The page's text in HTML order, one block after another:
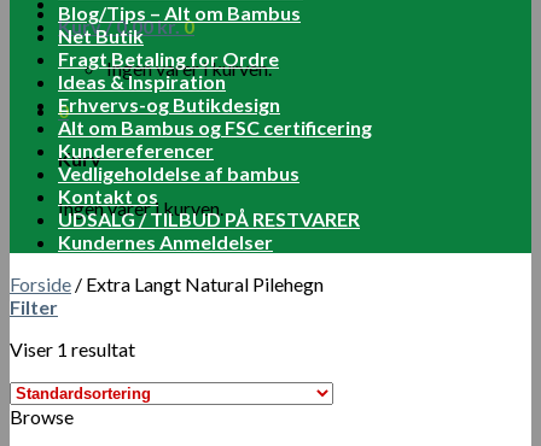
Kurv /0.00kr.0
Ingen varer i kurven.
0
Kurv
Ingen varer i kurven.
Blog/Tips – Alt om Bambus
Net Butik
Fragt Betaling for Ordre
Ideas & Inspiration
Erhvervs-og Butikdesign
Alt om Bambus og FSC certificering
Kundereferencer
Vedligeholdelse af bambus
Kontakt os
UDSALG / TILBUD PÅ RESTVARER
Kundernes Anmeldelser
Forside / Extra Langt Natural Pilehegn
Filter
Viser 1 resultat
Browse